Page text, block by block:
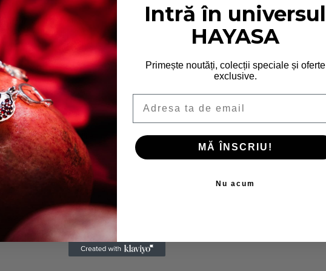
Acest colier în
Realizat din argint 925, cu
dar cu o prezență
între forță și grație.
Pentru toate detaliile
Politica noastră de
bijuteria de
în cutia pentru
Intră în universul
HAYASA
Primește noutăți, colecții speciale și oferte
exclusive.
MĂ ÎNSCRIU!
Nu acum